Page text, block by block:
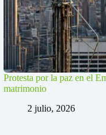
Protesta por la paz en el
matrimonio
2 julio, 2026